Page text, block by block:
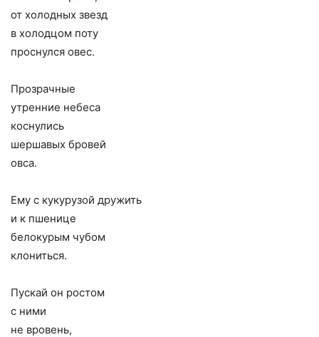
от холодных звезд
в холодцом поту
проснулся овес.
Прозрачные
утренние небеса
коснулись
шершавых бровей
овса.
Ему с кукурузой дружить
и к пшенице
белокурым чубом
клониться.
Пускай он ростом
с ними
не вровень,